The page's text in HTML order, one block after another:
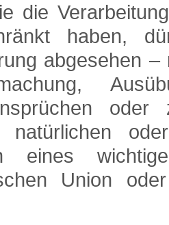
die
haben,
abgesehen
natürlichen
eines
Union